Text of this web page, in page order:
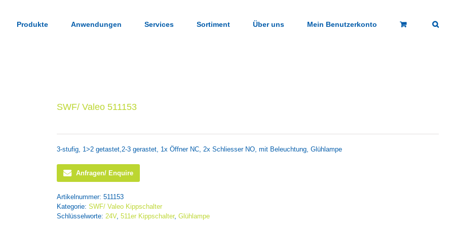
Produkte Anwendungen Services Sortiment Über uns Mein Benutzerkonto
SWF/ Valeo 511153
3-stufig, 1>2 getastet,2-3 gerastet, 1x Öffner NC, 2x Schliesser NO, mit Beleuchtung, Glühlampe
Anfragen/ Enquire
Artikelnummer: 511153
Kategorie: SWF/ Valeo Kippschalter
Schlüsselworte: 24V, 511er Kippschalter, Glühlampe